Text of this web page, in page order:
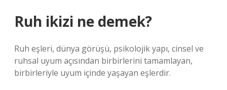
Ruh ikizi ne demek?
Ruh eşleri, dünya görüşü, psikolojik yapı, cinsel ve
ruhsal uyum açısından birbirlerini tamamlayan,
birbirleriyle uyum içinde yaşayan eşlerdir.